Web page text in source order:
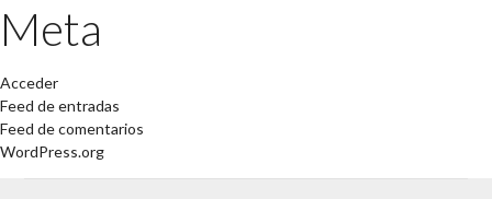
Meta
Acceder
Feed de entradas
Feed de comentarios
WordPress.org